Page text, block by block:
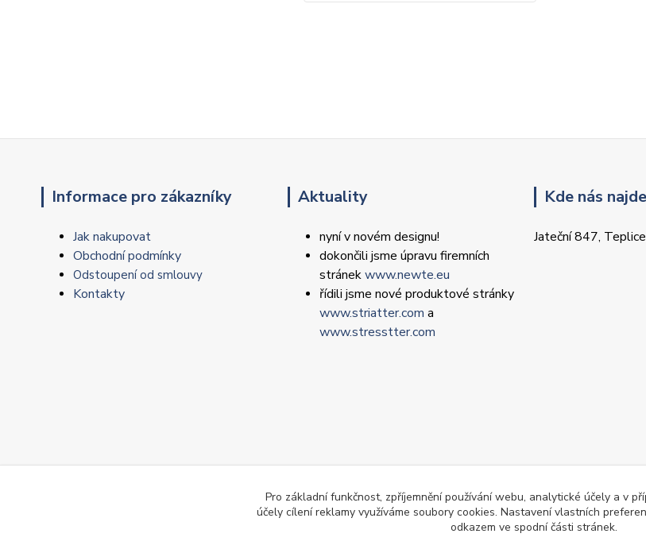
Informace pro zákazníky
Jak nakupovat
Obchodní podmínky
Odstoupení od smlouvy
Kontakty
Aktuality
nyní v novém designu!
dokončili jsme úpravu firemních
stránekwww.newte.eu
řídili jsme nové produktové stránky
www.striatter.com a
www.stresstter.com
Kde nás
Jateční 847,
Pro základní funkčnost, zpříjemnění používání webu, analytické účely a v
účely cílení reklamy využíváme soubory cookies. Nastavení vlastních
odkazem ve spodní části stránek.